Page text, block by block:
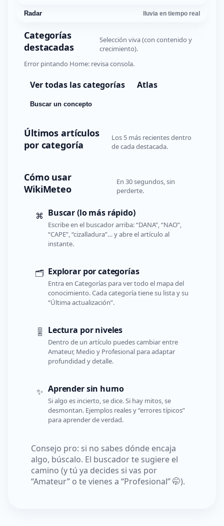
Radar lluvia en tiempo real
Categorías
destacadas
Selección viva (con contenido y
crecimiento).
Error pintando Home: revisa consola.
Ver todas las categorías Atlas
Buscar un concepto
Últimos artículos
por categoría
Los 5 más recientes dentro
de cada destacada.
Cómo usar
WikiMeteo
En 30 segundos, sin
perderte.
⌘ Buscar (lo más rápido)
Escribe en el buscador arriba: “DANA”, “NAO”,
“CAPE”, “cizalladura”… y abre el artículo al
instante.
🗂️ Explorar por categorías
Entra en Categorías para ver todo el mapa del
conocimiento. Cada categoría tiene su lista y su
“Última actualización”.
🎚️ Lectura por niveles
Dentro de un artículo puedes cambiar entre
Amateur, Medio y Profesional para adaptar
profundidad y detalle.
✨ Aprender sin humo
Si algo es incierto, se dice. Si hay mitos, se
desmontan. Ejemplos reales y “errores típicos”
para aprender de verdad.
Consejo pro: si no sabes dónde encaja
algo, búscalo. El buscador te sugiere el
camino (y tú ya decides si vas por
“Amateur” o te vienes a “Profesional” 🤭).